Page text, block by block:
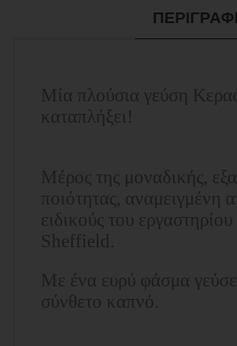
Μία πλούσια γεύση
καταπλήξει!
Μέρος της μοναδικής,
ποιότητας, αναμειγμένη
ειδικούς του
Sheffield.
Με ένα ευρύ φάσμα
σύνθετο καπνό.